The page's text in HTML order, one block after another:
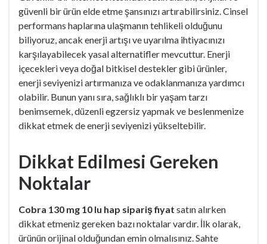
güvenli bir ürün elde etme şansınızı artırabilirsiniz. Cinsel
performans haplarına ulaşmanın tehlikeli olduğunu
biliyoruz, ancak enerji artışı ve uyarılma ihtiyacınızı
karşılayabilecek yasal alternatifler mevcuttur. Enerji
içecekleri veya doğal bitkisel destekler gibi ürünler,
enerji seviyenizi artırmanıza ve odaklanmanıza yardımcı
olabilir. Bunun yanı sıra, sağlıklı bir yaşam tarzı
benimsemek, düzenli egzersiz yapmak ve beslenmenize
dikkat etmek de enerji seviyenizi yükseltebilir.
Dikkat Edilmesi Gereken
Noktalar
Cobra 130 mg 10 lu hap sipariş fiyat satın alırken
dikkat etmeniz gereken bazı noktalar vardır. İlk olarak,
ürünün orijinal olduğundan emin olmalısınız. Sahte